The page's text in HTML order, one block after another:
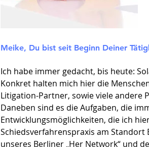
Meike, Du bist seit Beginn Deiner
Ich habe immer gedacht, bis heute:
Konkret halten mich hier die
Litigation-Partner, sowie viele
Daneben sind es die Aufgaben, die
Entwicklungsmöglichkeiten, die ich
Schiedsverfahrenspraxis am Standort
unseres Berliner „Her Network“ und